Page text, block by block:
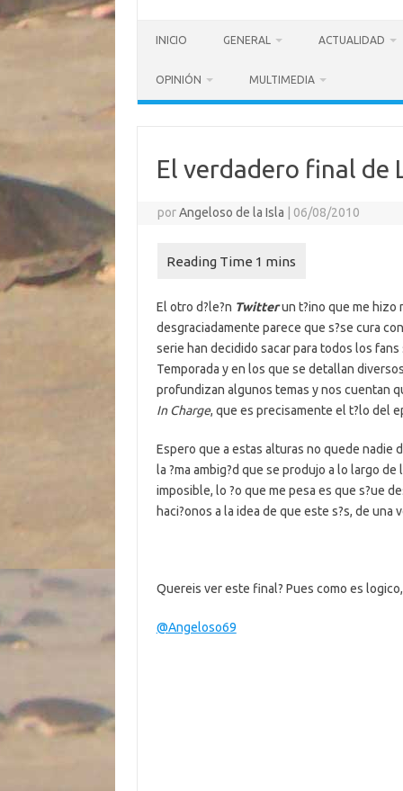
INICIO GENERAL ACTUALIDAD
OPINIÓN MULTIMEDIA
El verdadero final de
porAngeloso de la Isla 06/08/2010
El otro d?le?n Twitterun t?ino que me hizo
desgraciadamente parece que s?se cura
serie han decidido sacar para todos los
Temporada y en los que se detallan
profundizan algunos temas y nos cuentan
In Charge, que es precisamente el t?lo del
Espero que a estas alturas no quede nadie
la ?ma ambig?d que se produjo a lo largo
imposible, lo ?o que me pesa es que s?ue
haci?onos a la idea de que este s?s, de
Quereis ver este final? Pues como es logico,
@Angeloso69